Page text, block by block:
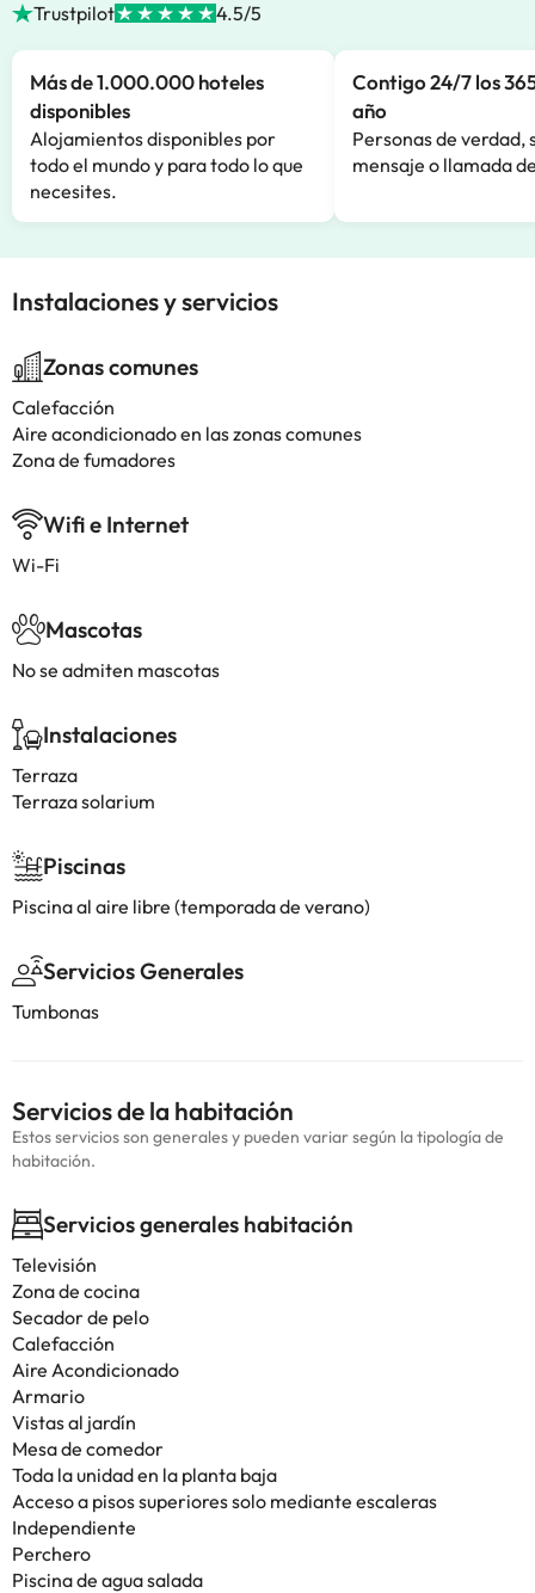
Trustpilot 4.5/5
Más de 1.000.000 hoteles
disponibles
Alojamientos disponibles por
todo el mundo y para todo lo que
necesites.
Contigo 24/7 los
año
Personas de verdad,
mensaje o llamada
Instalaciones y servicios
Zonas comunes
Calefacción
Aire acondicionado en las zonas comunes
Zona de fumadores
Wifi e Internet
Wi-Fi
Mascotas
No se admiten mascotas
Instalaciones
Terraza
Terraza solarium
Piscinas
Piscina al aire libre (temporada de verano)
Servicios Generales
Tumbonas
Servicios de la habitación
Estos servicios son generales y pueden variar según la tipología de
habitación.
Servicios generales habitación
Televisión
Zona de cocina
Secador de pelo
Calefacción
Aire Acondicionado
Armario
Vistas al jardín
Mesa de comedor
Toda la unidad en la planta baja
Acceso a pisos superiores solo mediante escaleras
Independiente
Perchero
Piscina de agua salada